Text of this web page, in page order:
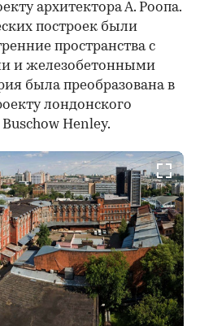
архитектора А. Роопа.
построек были
пространства с
и железобетонными
была преобразована в
лондонского
Henley.